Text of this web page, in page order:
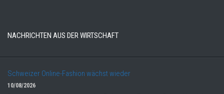
NACHRICHTEN AUS DER WIRTSCHAFT
Schweizer Online-Fashion wächst wieder
10/08/2026